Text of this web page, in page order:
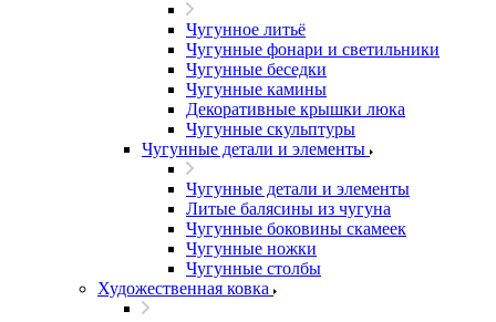
Чугунное литьё
Чугунные фонари и светильники
Чугунные беседки
Чугунные камины
Декоративные крышки люка
Чугунные скульптуры
Чугунные детали и элементы
Чугунные детали и элементы
Литые балясины из чугуна
Чугунные боковины скамеек
Чугунные ножки
Чугунные столбы
Художественная ковка